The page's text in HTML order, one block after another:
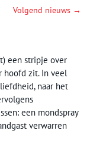
Volgend nieuws →
een stripje over
hoofd zit. In veel
naar het
een mondspray
verwarren